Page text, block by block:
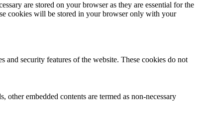
are stored on your browser as they are essential for the
cookies will be stored in your browser only with your
and security features of the website. These cookies do not
embedded contents are termed as non-necessary